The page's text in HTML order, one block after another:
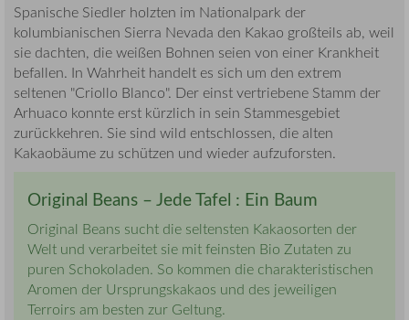
Spanische Siedler holzten im Nationalpark der
kolumbianischen Sierra Nevada den Kakao großteils ab, weil
sie dachten, die weißen Bohnen seien von einer Krankheit
befallen. In Wahrheit handelt es sich um den extrem
seltenen "Criollo Blanco". Der einst vertriebene Stamm der
Arhuaco konnte erst kürzlich in sein Stammesgebiet
zurückkehren. Sie sind wild entschlossen, die alten
Kakaobäume zu schützen und wieder aufzuforsten.
Original Beans – Jede Tafel : Ein Baum
Original Beans sucht die seltensten Kakaosorten der
Welt und verarbeitet sie mit feinsten Bio Zutaten zu
puren Schokoladen. So kommen die charakteristischen
Aromen der Ursprungskakaos und des jeweiligen
Terroirs am besten zur Geltung.